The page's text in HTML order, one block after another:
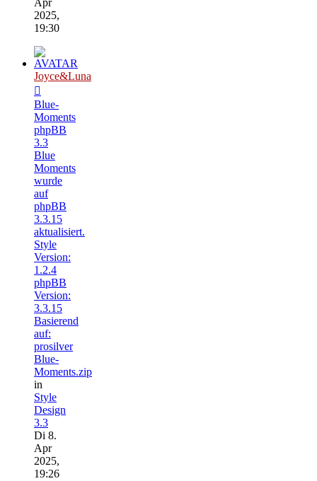
Apr
2025,
19:30
Joyce&Luna
Blue-
Moments
phpBB
3.3
Blue
Moments
wurde
auf
phpBB
3.3.15
aktualisiert.
Style
Version:
1.2.4
phpBB
Version:
3.3.15
Basierend
auf:
prosilver
Blue-
Moments.zip
in
Style
Design
3.3
Di 8.
Apr
2025,
19:26